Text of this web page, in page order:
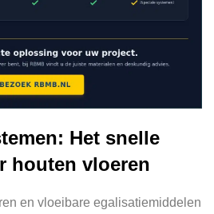
Het snelle
houten vloeren
en vloeibare egalisatiemiddelen